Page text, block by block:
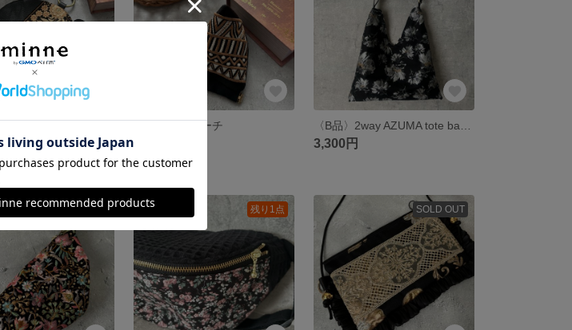
テトラミニポーチ
3,300円
残り1点 残り1点 SOLD OUT